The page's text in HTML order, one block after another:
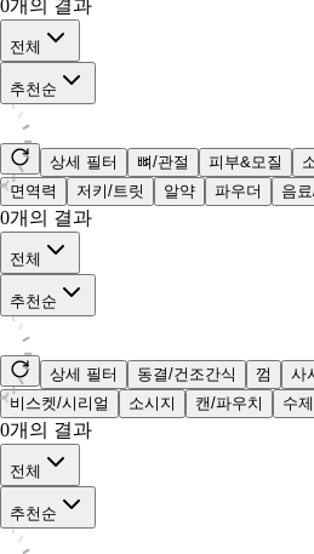
0개의 결과
전체
추천순
상세 필터 뼈/관절 피부&모질
면역력
저키/트릿 알약 파우더 음
0개의 결과
전체
추천순
상세 필터 동결/건조간식 껌 사
비스켓/시리얼
소시지 캔/파우치 수
0개의 결과
전체
추천순